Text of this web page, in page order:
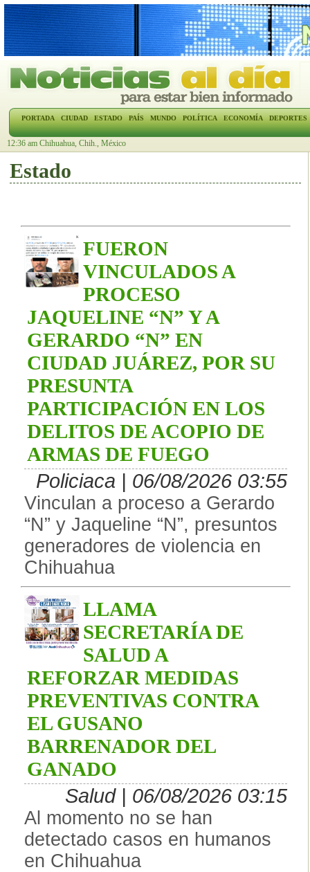
PORTADA CIUDAD ESTADO PAÍS MUNDO POLÍTICA ECONOMÍA DEPORTES
12:36 am Chihuahua, Chih., México
Estado
FUERON
VINCULADOS A
PROCESO
JAQUELINE “N” Y A
GERARDO “N” EN
CIUDAD JUÁREZ, POR SU
PRESUNTA
PARTICIPACIÓN EN LOS
DELITOS DE ACOPIO DE
ARMAS DE FUEGO
Policiaca | 06/08/2026 03:55
Vinculan a proceso a Gerardo
“N” y Jaqueline “N”, presuntos
generadores de violencia en
Chihuahua
LLAMA
SECRETARÍA DE
SALUD A
REFORZAR MEDIDAS
PREVENTIVAS CONTRA
EL GUSANO
BARRENADOR DEL
GANADO
Salud | 06/08/2026 03:15
Al momento no se han
detectado casos en humanos
en Chihuahua